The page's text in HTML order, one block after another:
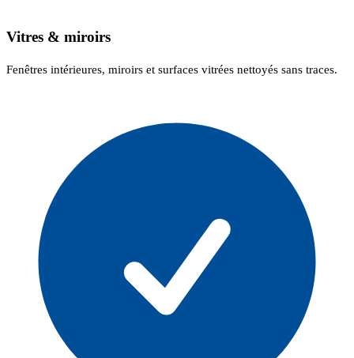
Vitres & miroirs
Fenêtres intérieures, miroirs et surfaces vitrées nettoyés sans traces.